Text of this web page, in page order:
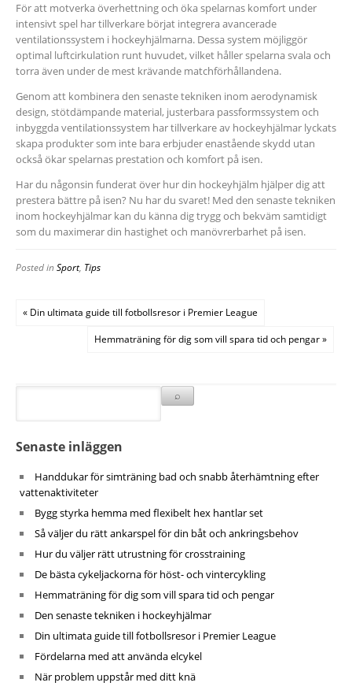
För att motverka överhettning och öka spelarnas komfort under
intensivt spel har tillverkare börjat integrera avancerade
ventilationssystem i hockeyhjälmarna. Dessa system möjliggör
optimal luftcirkulation runt huvudet, vilket håller spelarna svala och
torra även under de mest krävande matchförhållandena.
Genom att kombinera den senaste tekniken inom aerodynamisk
design, stötdämpande material, justerbara passformssystem och
inbyggda ventilationssystem har tillverkare av hockeyhjälmar lyckats
skapa produkter som inte bara erbjuder enastående skydd utan
också ökar spelarnas prestation och komfort på isen.
Har du någonsin funderat över hur din hockeyhjälm hjälper dig att
prestera bättre på isen? Nu har du svaret! Med den senaste tekniken
inom hockeyhjälmar kan du känna dig trygg och bekväm samtidigt
som du maximerar din hastighet och manövrerbarhet på isen.
Posted inSport, Tips
« Din ultimata guide till fotbollsresor i Premier League
Hemmaträning för dig som vill spara tid och pengar »
Senaste inläggen
Handdukar för simträning bad och snabb återhämtning efter
vattenaktiviteter
Bygg styrka hemma med flexibelt hex hantlar set
Så väljer du rätt ankarspel för din båt och ankringsbehov
Hur du väljer rätt utrustning för crosstraining
De bästa cykeljackorna för höst- och vintercykling
Hemmaträning för dig som vill spara tid och pengar
Den senaste tekniken i hockeyhjälmar
Din ultimata guide till fotbollsresor i Premier League
Fördelarna med att använda elcykel
När problem uppstår med ditt knä